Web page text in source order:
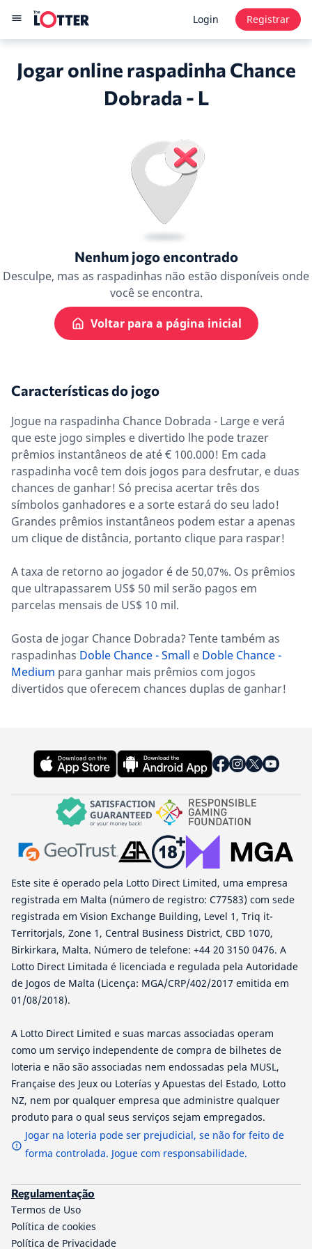
Login Registrar
Jogar online raspadinha Chance
Dobrada - L
Nenhum jogo encontrado
Desculpe, mas as raspadinhas não estão disponíveis onde
você se encontra.
Voltar para a página inicial
Características do jogo
Jogue na raspadinha Chance Dobrada - Large e verá
que este jogo simples e divertido lhe pode trazer
prêmios instantâneos de até € 100.000! Em cada
raspadinha você tem dois jogos para desfrutar, e duas
chances de ganhar! Só precisa acertar três dos
símbolos ganhadores e a sorte estará do seu lado!
Grandes prêmios instantâneos podem estar a apenas
um clique de distância, portanto clique para raspar!
A taxa de retorno ao jogador é de 50,07%. Os prêmios
que ultrapassarem US$ 50 mil serão pagos em
parcelas mensais de US$ 10 mil.
Gosta de jogar Chance Dobrada? Tente também as
raspadinhas Doble Chance - Small e Doble Chance -
Medium para ganhar mais prêmios com jogos
divertidos que oferecem chances duplas de ganhar!
Este site é operado pela Lotto Direct Limited, uma empresa
registrada em Malta (número de registro: C77583) com sede
registrada em Vision Exchange Building, Level 1, Triq it-
Territorjals, Zone 1, Central Business District, CBD 1070,
Birkirkara, Malta. Número de telefone: +44 20 3150 0476. A
Lotto Direct Limitada é licenciada e regulada pela Autoridade
de Jogos de Malta (Licença: MGA/CRP/402/2017 emitida em
01/08/2018).
A Lotto Direct Limited e suas marcas associadas operam
como um serviço independente de compra de bilhetes de
loteria e não são associadas nem endossadas pela MUSL,
Française des Jeux ou Loterías y Apuestas del Estado, Lotto
NZ, nem por qualquer empresa que administre qualquer
produto para o qual seus serviços sejam empregados.
Jogar na loteria pode ser prejudicial, se não for feito de
forma controlada. Jogue com responsabilidade.
Regulamentação
Termos de Uso
Política de cookies
Política de Privacidade